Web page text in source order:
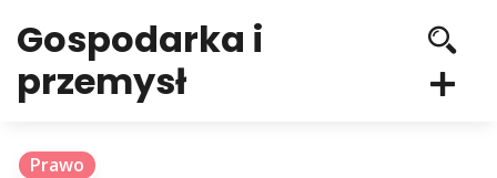
Gospodarka i
przemysł
Prawo